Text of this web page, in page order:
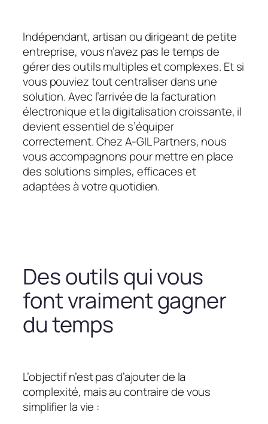
Indépendant, artisan ou dirigeant de petite
entreprise, vous n’avez pas le temps de
gérer des outils multiples et complexes. Et si
vous pouviez tout centraliser dans une
solution. Avec l’arrivée de la facturation
électronique et la digitalisation croissante, il
devient essentiel de s’équiper
correctement. Chez A-GIL Partners, nous
vous accompagnons pour mettre en place
des solutions simples, efficaces et
adaptées à votre quotidien.
Des outils qui vous
font vraiment gagner
du temps
L’objectif n’est pas d’ajouter de la
complexité, mais au contraire de vous
simplifier la vie :